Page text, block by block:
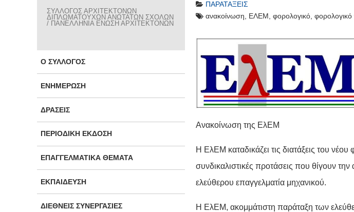
ΣΥΛΛΟΓΟΣ ΑΡΧΙΤΕΚΤΟΝΩΝ
ΔΙΠΛΩΜΑΤΟΥΧΩΝ ΑΝΩΤΑΤΩΝ ΣΧΟΛΩΝ
/ ΠΑΝΕΛΛΗΝΙΑ ΕΝΩΣΗ ΑΡΧΙΤΕΚΤΟΝΩΝ
Ο ΣΎΛΛΟΓΟΣ
ΕΝΗΜΈΡΩΣΗ
ΔΡΆΣΕΙΣ
ΠΕΡΙΟΔΙΚΉ ΈΚΔΟΣΗ
ΕΠΑΓΓΕΛΜΑΤΙΚΆ ΘΈΜΑΤΑ
ΕΚΠΑΊΔΕΥΣΗ
ΔΙΕΘΝΕΊΣ ΣΥΝΕΡΓΑΣΊΕΣ
ΠΑΡΑΤΆΞΕΙΣ
ανακοίνωση, ΕΛΕΜ , φορολογικό, φορολογικό
Ανακοίνωση της ΕλΕΜ
Η ΕλΕΜ καταδικάζει τις διατάξεις του
συνδικαλιστικές προτάσεις που θίγουν
ελεύθερου επαγγελματία μηχανικού.
Η ΕλΕΜ, ακομμάτιστη παράταξη των